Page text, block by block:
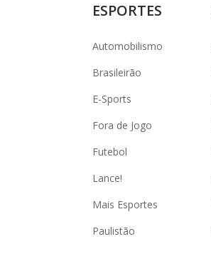
ESPORTES
Automobilismo
Brasileirão
E-Sports
Fora de Jogo
Futebol
Lance!
Mais Esportes
Paulistão